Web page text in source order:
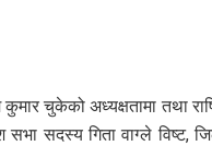
चुकेको अध्यक्षतामा तथा
सभा सदस्य गिता वाग्ले विष्ट,